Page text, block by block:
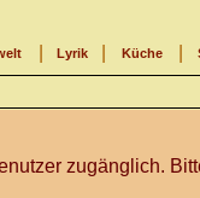
Lyrik Küche
zugänglich.